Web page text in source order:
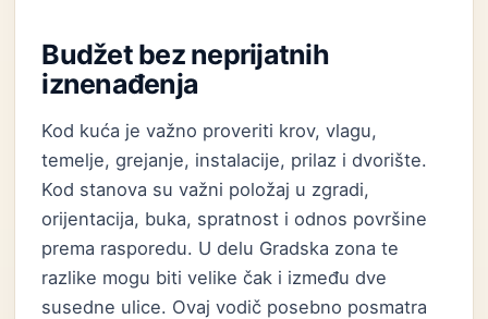
Budžet bez neprijatnih
iznenađenja
Kod kuća je važno proveriti krov, vlagu,
temelje, grejanje, instalacije, prilaz i dvorište.
Kod stanova su važni položaj u zgradi,
orijentacija, buka, spratnost i odnos površine
prema rasporedu. U delu Gradska zona te
razlike mogu biti velike čak i između dve
susedne ulice. Ovaj vodič posebno posmatra